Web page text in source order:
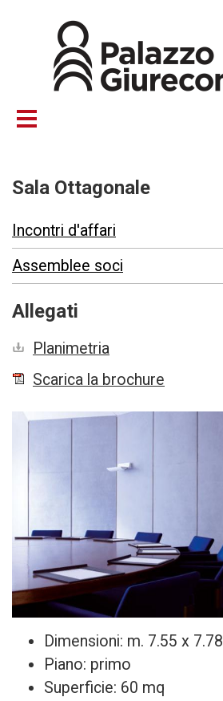
contenuto
principale
Sala Ottagonale
Incontri d'affari
Assemblee soci
Allegati
Planimetria
Scarica la brochure
Dimensioni: m. 7.55 x 7.78
Piano: primo
Superficie: 60 mq